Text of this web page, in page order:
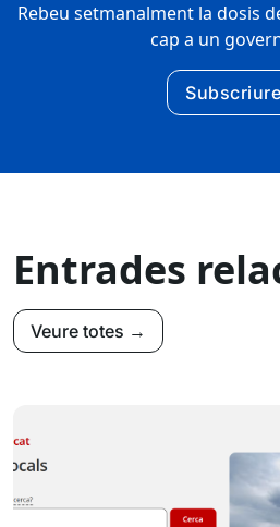
Rebeu setmanalment la dosis
cap a un
Entrades
Veure totes →